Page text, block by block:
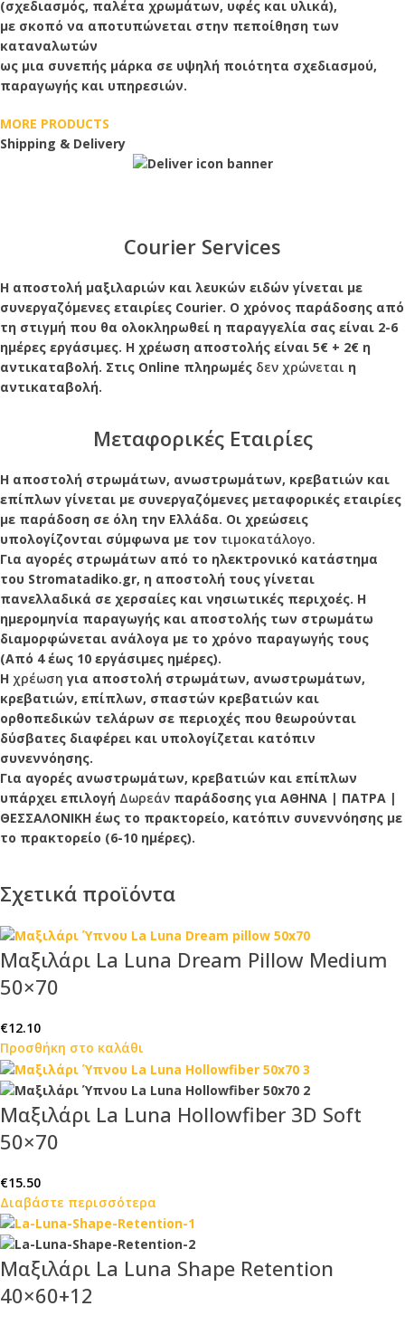
(σχεδιασμός, παλέτα χρωμάτων, υφές και υλικά),
με σκοπό να αποτυπώνεται στην πεποίθηση των
καταναλωτών
ως μια συνεπής μάρκα σε υψηλή ποιότητα σχεδιασμού,
παραγωγής και υπηρεσιών.
MORE PRODUCTS
Shipping & Delivery
Courier Services
Η αποστολή μαξιλαριών και λευκών ειδών γίνεται με
συνεργαζόμενες εταιρίες Courier. Ο χρόνος παράδοσης από
τη στιγμή που θα ολοκληρωθεί η παραγγελία σας είναι 2-6
ημέρες εργάσιμες. Η χρέωση αποστολής είναι 5€ + 2€ η
αντικαταβολή. Στις Online πληρωμές δεν χρώνεται η
αντικαταβολή.
Μεταφορικές Εταιρίες
Η αποστολή στρωμάτων, ανωστρωμάτων, κρεβατιών και
επίπλων γίνεται με συνεργαζόμενες μεταφορικές εταιρίες
με παράδοση σε όλη την Ελλάδα. Οι χρεώσεις
υπολογίζονται σύμφωνα με τον τιμοκατάλογο.
Για αγορές στρωμάτων από το ηλεκτρονικό κατάστημα
του Stromatadiko.gr, η αποστολή τους γίνεται
πανελλαδικά σε χερσαίες και νησιωτικές περιχοές. Η
ημερομηνία παραγωγής και αποστολής των στρωμάτω
διαμορφώνεται ανάλογα με το χρόνο παραγωγής τους
(Από 4 έως 10 εργάσιμες ημέρες).
Η χρέωση για αποστολή στρωμάτων, ανωστρωμάτων,
κρεβατιών, επίπλων, σπαστών κρεβατιών και
ορθοπεδικών τελάρων σε περιοχές που θεωρούνται
δύσβατες διαφέρει και υπολογίζεται κατόπιν
συνεννόησης.
Για αγορές ανωστρωμάτων, κρεβατιών και επίπλων
υπάρχει επιλογή Δωρεάν παράδοσης για ΑΘΗΝΑ | ΠΑΤΡΑ |
ΘΕΣΣΑΛΟΝΙΚΗ έως το πρακτορείο, κατόπιν συνεννόησης με
το πρακτορείο (6-10 ημέρες).
Σχετικά προϊόντα
Μαξιλάρι La Luna Dream Pillow Medium
50×70
€12.10
Προσθήκη στο καλάθι
Μαξιλάρι La Luna Hollowfiber 3D Soft
50×70
€15.50
Διαβάστε περισσότερα
Μαξιλάρι La Luna Shape Retention
40×60+12